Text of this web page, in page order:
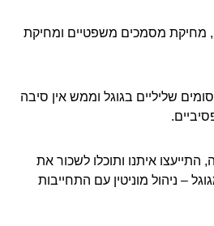
מחיקת מסמכים משפטיים ומחיקת
שליליים בגוגל וממש אין סיבה
איתנו ותוכלו לשכור את
– ניהול מוניטין עם התחייבות